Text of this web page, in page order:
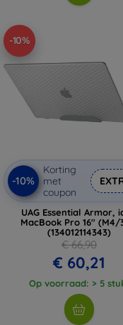
-10%
-10%
Korting
met
coupon
UAG Essential Armor,
MacBook Pro 16"
(134012114343)
€ 66,90
€ 60,21
Op voorraad: > 5